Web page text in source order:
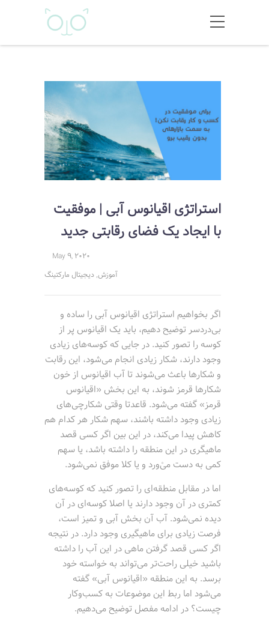
استراتژی اقیانوس آبی | موفقیت
با ایجاد یک فضای رقابتی جدید
May 9, 2020
آموزش, دیجیتال مارکتینگ
اگر بخواهیم استراتژی اقیانوس آبی را ساده و
بی‌دردسر توضیح دهیم، باید یک اقیانوس پر از
کوسه را تصور کنید. در جایی که کوسه‌های زیادی
وجود دارند، شکار زیادی انجام می‌شود، این رقابت
و شکارها باعث می‌شوند تا آب اقیانوس از خون
شکارها قرمز شوند، به این بخش «اقیانوس
قرمز» گفته می‌شود. قاعدتا وقتی شکارچی‌های
زیادی وجود داشته باشند، سهم شکار هر کدام هم
کاهش پیدا می‌کند، در این بین اگر کسی قصد
ماهیگری در این منطقه را داشته باشد، یا سهم
کمی به دست می‌ْورد و یا کلا موفق نمی‌شود.
اما در مقابل منطقه‌ای را تصور کنید که کوسه‌های
کمتری در آن وجود دارند یا اصلا کوسه‌ای در آن
دیده نمی‌شود. آب آن بخش آبی و تمیز است،
فرصت زیادی برای ماهیگیری وجود دارد. در نتیجه
اگر کسی قصد گرفتن ماهی در این آب را داشته
باشید خیلی راحت‌تر می‌تواند به خواسته خود
برسد. به این منطقه «اقیانوس آبی» گفته
می‌شود اما ربط این موضوعات به کسب‌وکار
چیست؟ در ادامه مفصل توضیح می‌دهیم.